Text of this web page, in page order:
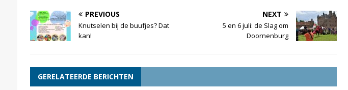
PREVIOUS
Knutselen bij de buufjes? Dat
kan!
NEXT
5 en 6 juli: de Slag om
Doornenburg
GERELATEERDE BERICHTEN